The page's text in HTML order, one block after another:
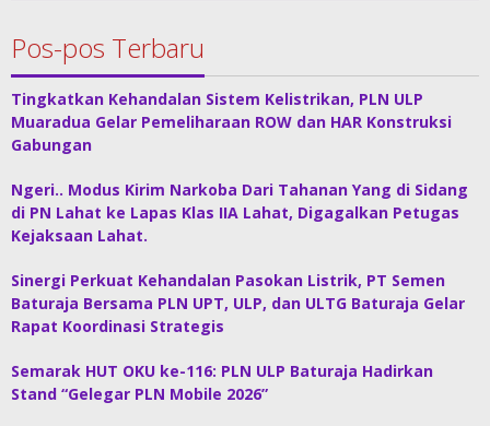
Pos-pos Terbaru
Tingkatkan Kehandalan Sistem Kelistrikan, PLN ULP
Muaradua Gelar Pemeliharaan ROW dan HAR Konstruksi
Gabungan
Ngeri.. Modus Kirim Narkoba Dari Tahanan Yang di Sidang
di PN Lahat ke Lapas Klas IIA Lahat, Digagalkan Petugas
Kejaksaan Lahat.
Sinergi Perkuat Kehandalan Pasokan Listrik, PT Semen
Baturaja Bersama PLN UPT, ULP, dan ULTG Baturaja Gelar
Rapat Koordinasi Strategis
Semarak HUT OKU ke-116: PLN ULP Baturaja Hadirkan
Stand “Gelegar PLN Mobile 2026”